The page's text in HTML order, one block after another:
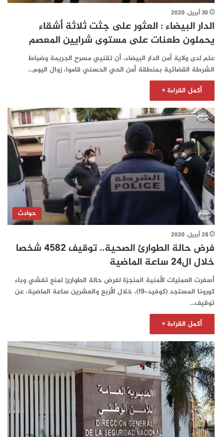
30 أبريل، 2020
الدار البيضاء : العثور على جثت ثلاثة أشقاء
يحملون طعنات على مستوى شرايين المعصم
علم لدى ولاية أمن الدار البيضاء، أن تقنيي مسرح الجريمة وضباط
الشرطة القضائية بمنطقة أمن الحي الحسني قاموا، زوال اليوم…
أكمل القراءة »
حوادث
28 أبريل، 2020
فرض حالة الطوارئ الصحية.. توقيف 4582 شخصا
خلال ال24 ساعة الماضية
أسفرت العمليات الأمنية المنجزة لفرض حالة الطوارئ لمنع تفشي وباء
كورونا المستجد (كوفيد-19)، خلال الأربع والعشرين ساعة الماضية، عن
توقيف…
أكمل القراءة »